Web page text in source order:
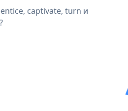
captivate, turn и